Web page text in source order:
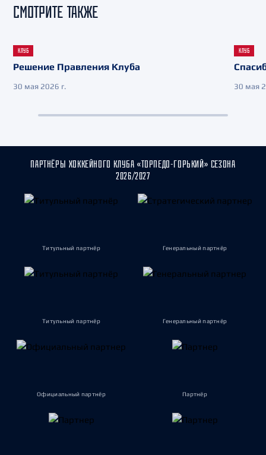
СМОТРИТЕ ТАКЖЕ
КЛУБ
Решение Правления Клуба
30 мая 2026 г.
КЛУБ
30 мая
ПАРТНЁРЫ ХОККЕЙНОГО КЛУБА «ТОРПЕДО-ГОРЬКИЙ» СЕЗОНА
2026/2027
Титульный партнёр Генеральный партнёр
Титульный партнёр Генеральный партнёр
Официальный партнёр Партнёр